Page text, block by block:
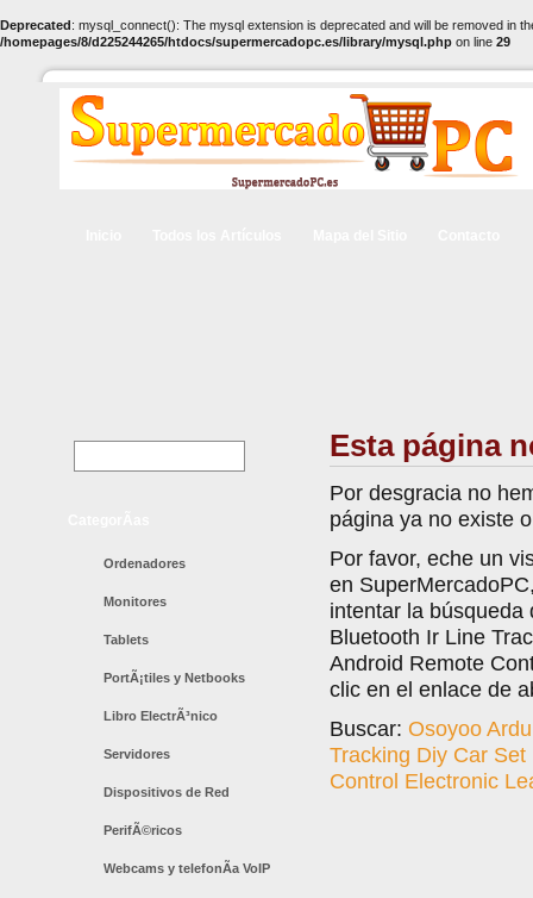
Deprecated: mysql_connect(): The mysql extension is deprecated and will be removed in
/homepages/8/d225244265/htdocs/supermercadopc.es/library/mysql.php on line 29
Ordenadores
Monitores
Tablets
PortÃ¡tiles y Netbooks
Libro ElectrÃ³nico
Servidores
Dispositivos de Red
PerifÃ©ricos
Webcams y telefonÃ­a VoIP
Esta página
Por desgracia no
página ya no existe
Por favor, eche un
en
intentar la búsqueda
Bluetooth Ir Line
Android Remote
clic en el enlace de
Buscar: Osoyoo
Tracking Diy Car
Control Electronic